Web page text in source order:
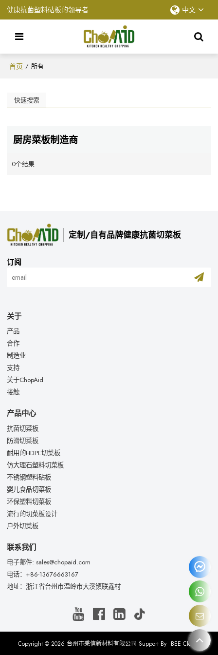
健康抗菌塑料砧板的领导者 中文
首页 / 所有
快速搜索
厨房菜板制造商
0个结果
定制/自有品牌健康抗菌切菜板
订阅
关于
产品
合作
制造业
支持
关于ChopAid
接触
产品中心
抗菌切菜板
防滑切菜板
耐用的HDPE切菜板
仿大理石塑料切菜板
不锈钢塑料砧板
婴儿食品切菜板
环保塑料切菜板
流行的切菜板设计
户外切菜板
联系我们
电子邮件: sales@chopaid.com
电话：+86-13676663167
地址：浙江省台州市温岭市大溪镇联鑫村
Copyright © 2026 台州市秉信新材料有限公司 Support By BEE Cloud